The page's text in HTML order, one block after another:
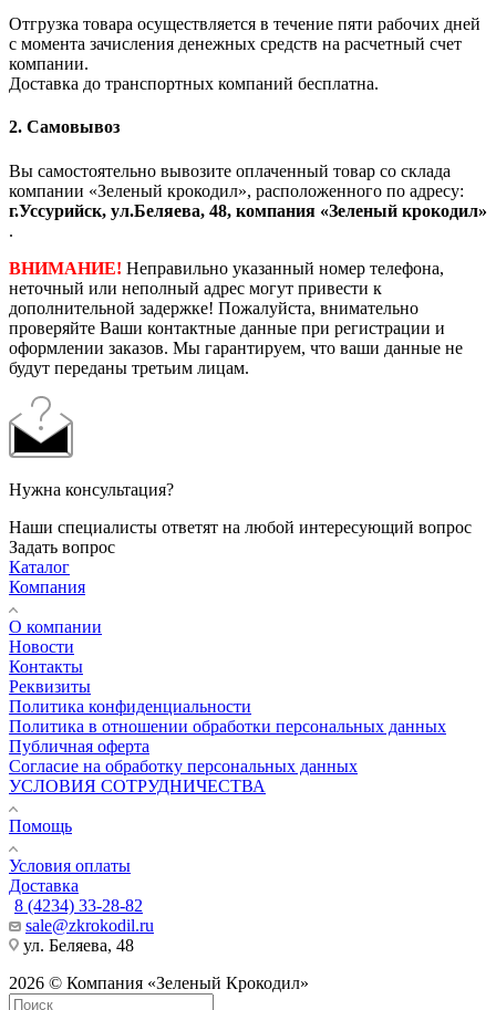
Отгрузка товара осуществляется в течение пяти рабочих дней
с момента зачисления денежных средств на расчетный счет
компании.
Доставка до транспортных компаний бесплатна.
2. Самовывоз
Вы самостоятельно вывозите оплаченный товар со склада
компании «Зеленый крокодил», расположенного по адресу:
г.Уссурийск, ул.Беляева, 48, компания «Зеленый крокодил»
.
ВНИМАНИЕ! Неправильно указанный номер телефона,
неточный или неполный адрес могут привести к
дополнительной задержке! Пожалуйста, внимательно
проверяйте Ваши контактные данные при регистрации и
оформлении заказов. Мы гарантируем, что ваши данные не
будут переданы третьим лицам.
Нужна консультация?
Наши специалисты ответят на любой интересующий вопрос
Задать вопрос
Каталог
Компания
О компании
Новости
Контакты
Реквизиты
Политика конфиденциальности
Политика в отношении обработки персональных данных
Публичная оферта
Согласие на обработку персональных данных
УСЛОВИЯ СОТРУДНИЧЕСТВА
Помощь
Условия оплаты
Доставка
8 (4234) 33-28-82
sale@zkrokodil.ru
ул. Беляева, 48
2026 © Компания «Зеленый Крокодил»